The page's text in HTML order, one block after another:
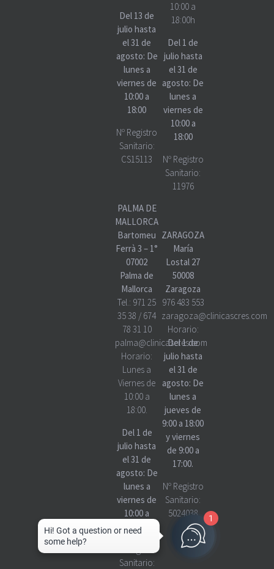
Del 13 de
julio hasta
el 31 de
agosto: De
lunes a
viernes de
10:00 a
18:00
Nº Registro
Sanitario:
CS15113
PALMA DE
MALLORCA
Bartomeu
Ferrà 3 – 1°
07002
Palma de
Mallorca
Tel.: 971 25
35 38 / 674
78 31 10
palma@clinicascres.com
Horario:
Lunes a
Viernes de
10:00 a
18:00.
Del 1 de
julio hasta
el 31 de
agosto: De
lunes a
viernes de
10:00 a
18:00
Nº Registro
Sanitario:
10:00 a
18:00h
Del 1 de
julio hasta
el 31 de
agosto: De
lunes a
viernes de
10:00 a
18:00
Nº Registro
Sanitario:
11976
ZARAGOZA
María
Lostal 27
50008
Zaragoza
976 483 553
zaragoza@clinicascres.com
Horario:
Del 1 de
julio hasta
el 31 de
agosto: De
lunes a
jueves de
9:00 a 18:00
y viernes
de 9:00 a
17:00.
Nº Registro
Sanitario:
5024038
1